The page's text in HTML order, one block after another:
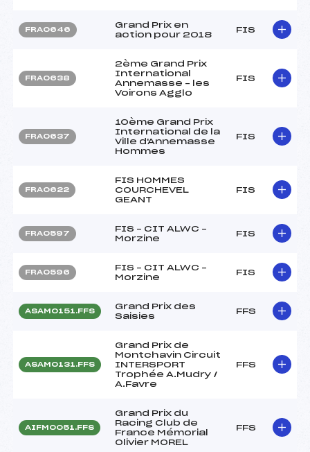
FRA0646
Grand Prix en
action pour 2018
FIS
FRA0638
2ème Grand Prix
International
Annemasse – les
Voirons Agglo
FIS
FRA0637
10ème Grand Prix
International de la
Ville d'Annemasse
Hommes
FIS
FRA0622
FIS HOMMES
COURCHEVEL
GEANT
FIS
FRA0597
FIS – CIT ALWC –
Morzine
FIS
FRA0596
FIS – CIT ALWC –
Morzine
FIS
ASAM0151.FFS
Grand Prix des
Saisies
FFS
ASAM0131.FFS
Grand Prix de
Montchavin Circuit
INTERSPORT
Trophée A.Mudry /
A.Favre
FFS
AIFM0051.FFS
Grand Prix du
Racing Club de
France Mémorial
Olivier MOREL
FFS